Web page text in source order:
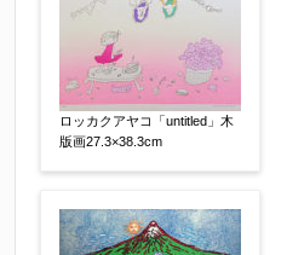
個人情報の取扱いについ
ロッカクアヤコ「untitled」木
版画27.3×38.3cm